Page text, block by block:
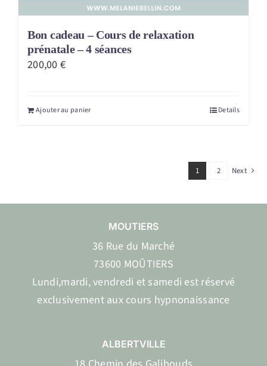
Bon cadeau – Cours de relaxation
prénatale – 4 séances
200,00 €
Ajouter au panier Details
1 2 Next
MOUTIERS
36 Rue du Marché
73600 MOÛTIERS
Lundi,mardi, vendredi et samedi est réservé
exclusivement aux cours hypnonaissance
ALBERTVILLE